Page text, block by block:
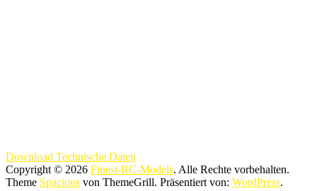
Download Technische Daten
Copyright © 2026 Finest-RC-Models. Alle Rechte vorbehalten.
Theme Spacious von ThemeGrill. Präsentiert von: WordPress.